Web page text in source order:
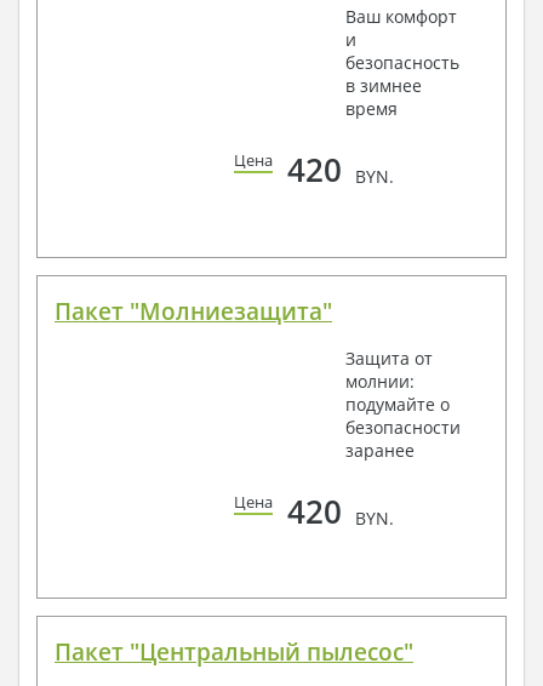
Ваш комфорт
и
безопасность
в зимнее
время
Цена 420 BYN.
Пакет "Молниезащита"
Защита от
молнии:
подумайте о
безопасности
заранее
Цена 420 BYN.
Пакет "Центральный пылесос"